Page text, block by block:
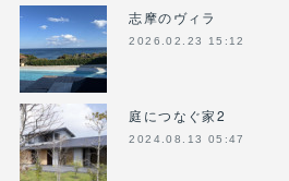
志摩のヴィラ
2026.02.23 15:12
庭につなぐ家2
2024.08.13 05:47